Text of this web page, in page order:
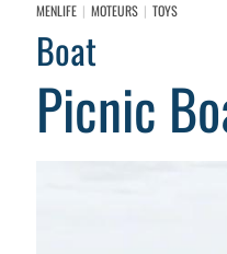
MENLIFE MOTEURS TOYS
Boat
Picnic